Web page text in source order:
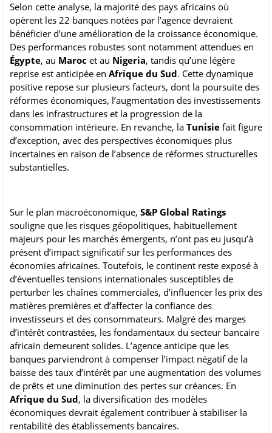
Selon cette analyse, la majorité des pays africains où
opèrent les 22 banques notées par l’agence devraient
bénéficier d’une amélioration de la croissance économique.
Des performances robustes sont notamment attendues en
Égypte, au Maroc et au Nigeria, tandis qu’une légère
reprise est anticipée en Afrique du Sud. Cette dynamique
positive repose sur plusieurs facteurs, dont la poursuite des
réformes économiques, l’augmentation des investissements
dans les infrastructures et la progression de la
consommation intérieure. En revanche, la Tunisie fait figure
d’exception, avec des perspectives économiques plus
incertaines en raison de l’absence de réformes structurelles
substantielles.
Sur le plan macroéconomique, S&P Global Ratings
souligne que les risques géopolitiques, habituellement
majeurs pour les marchés émergents, n’ont pas eu jusqu’à
présent d’impact significatif sur les performances des
économies africaines. Toutefois, le continent reste exposé à
d’éventuelles tensions internationales susceptibles de
perturber les chaînes commerciales, d’influencer les prix des
matières premières et d’affecter la confiance des
investisseurs et des consommateurs. Malgré des marges
d’intérêt contrastées, les fondamentaux du secteur bancaire
africain demeurent solides. L’agence anticipe que les
banques parviendront à compenser l’impact négatif de la
baisse des taux d’intérêt par une augmentation des volumes
de prêts et une diminution des pertes sur créances. En
Afrique du Sud, la diversification des modèles
économiques devrait également contribuer à stabiliser la
rentabilité des établissements bancaires.